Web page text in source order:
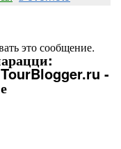
это сообщение.
-